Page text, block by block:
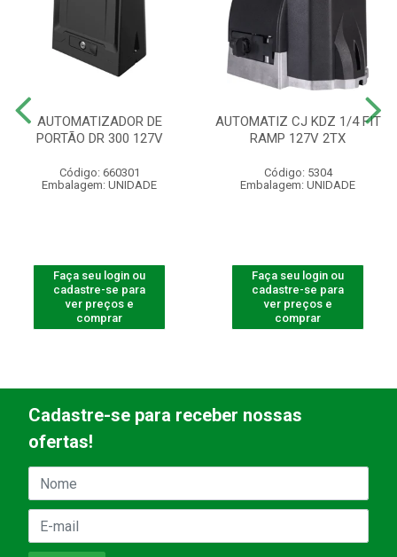
AUTOMATIZADOR DE
PORTÃO DR 300 127V
Código: 660301
Embalagem: UNIDADE
Faça seu login ou
cadastre-se para
ver preços e
comprar
AUTOMATIZ CJ KDZ 1/4 FIT
RAMP 127V 2TX
Código: 5304
Embalagem: UNIDADE
Faça seu login ou
cadastre-se para
ver preços e
comprar
Cadastre-se para receber nossas
ofertas!